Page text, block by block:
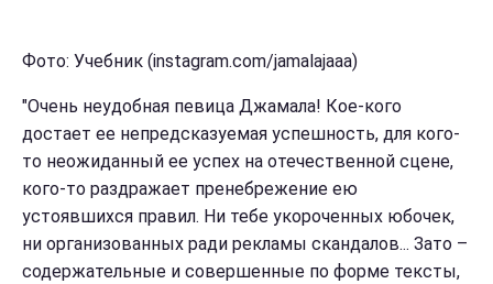
Фото: Учебник (instagram.com/jamalajaaa)
"Очень неудобная певица Джамала! Кое-кого
достает ее непредсказуемая успешность, для кого-
то неожиданный ее успех на отечественной сцене,
кого-то раздражает пренебрежение ею
устоявшихся правил. Ни тебе укороченных юбочек,
ни организованных ради рекламы скандалов... Зато –
содержательные и совершенные по форме тексты,